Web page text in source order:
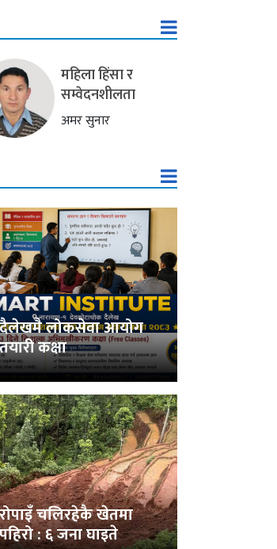
महिला हिंसा र
सम्वेदनशीलता
अमर सुनार
दैलेखमै लोकसेवा आयोग
तयारी कक्षा
रोपाइँ चलिरहेकै खेतमा
पहिरो : ६ जना घाइते